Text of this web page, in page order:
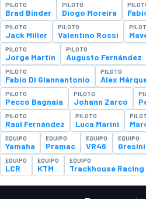
PILOTO
Brad Binder
PILOTO
Diogo Moreira
PILOTO
Jack Miller
PILOTO
Valentino Rossi
PILOTO
Jorge Martín
PILOTO
Augusto Fernández
PILOTO
Fabio Di Giannantonio
PILOTO
Alex
PILOTO
Pecco Bagnaia
PILOTO
Johann Zarco
PILOTO
Raúl Fernández
PILOTO
Luca Marini
EQUIPO
Yamaha
EQUIPO
Pramac
EQUIPO
VR46
EQUIPO
Gresini
EQUIPO
LCR
EQUIPO
KTM
EQUIPO
Trackhouse Racing